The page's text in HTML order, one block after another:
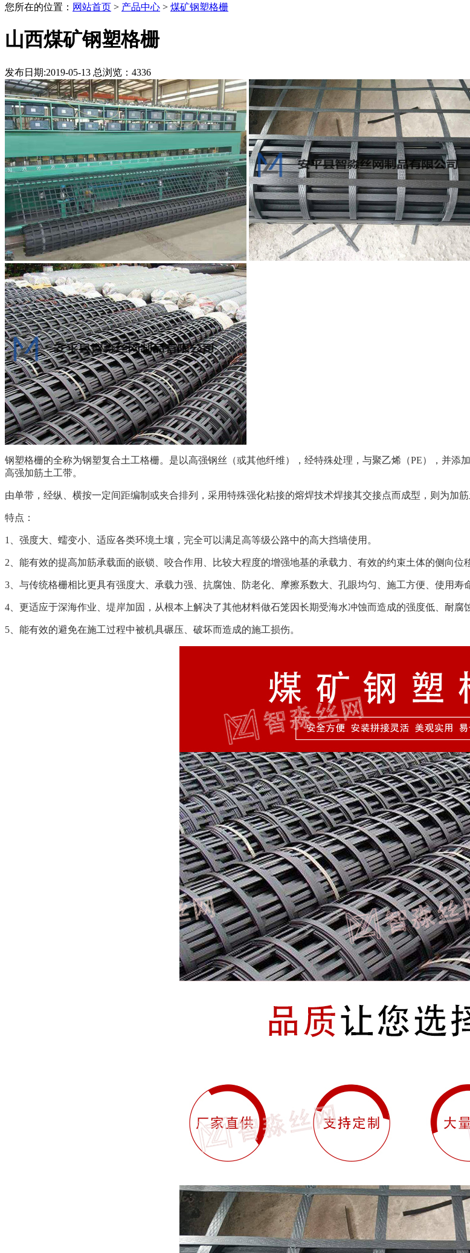
您所在的位置： 网站首页 > 产品中心 > 煤矿钢塑格栅
山西煤矿钢塑格栅
发布日期:2019-05-13 总浏览： 4336
钢塑格栅的全称为钢塑复合土工格栅。是以高强钢丝（或其他纤维），经特殊处理，与聚乙烯（PE），并
高强加筋土工带。
由单带，经纵、横按一定间距编制或夹合排列，采用特殊强化粘接的熔焊技术焊接其交接点而成型，则为加筋
特点：
1、强度大、蠕变小、适应各类环境土壤，完全可以满足高等级公路中的高大挡墙使用。
2、能有效的提高加筋承载面的嵌锁、咬合作用、比较大程度的增强地基的承载力、有效的约束土体的侧向位
3、与传统格栅相比更具有强度大、承载力强、抗腐蚀、防老化、摩擦系数大、孔眼均匀、施工方便、使用寿
4、更适应于深海作业、堤岸加固，从根本上解决了其他材料做石笼因长期受海水冲蚀而造成的强度低、耐腐
5、能有效的避免在施工过程中被机具碾压、破坏而造成的施工损伤。